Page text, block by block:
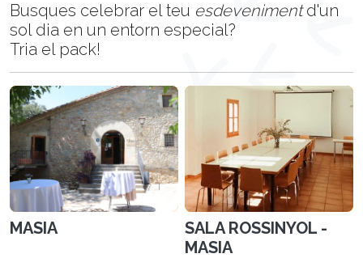
Busques celebrar el teu esdevenimentd'un
sol dia en un entorn especial?
Tria el pack!
MASIA
SALA ROSSINYOL -
MASIA